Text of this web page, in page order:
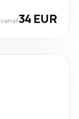
vanaf34 EUR